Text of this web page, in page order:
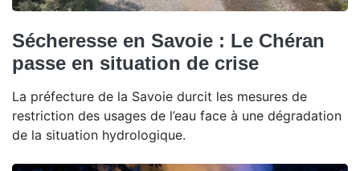
Sécheresse en Savoie : Le Chéran
passe en situation de crise
La préfecture de la Savoie durcit les mesures de
restriction des usages de l’eau face à une dégradation
de la situation hydrologique.